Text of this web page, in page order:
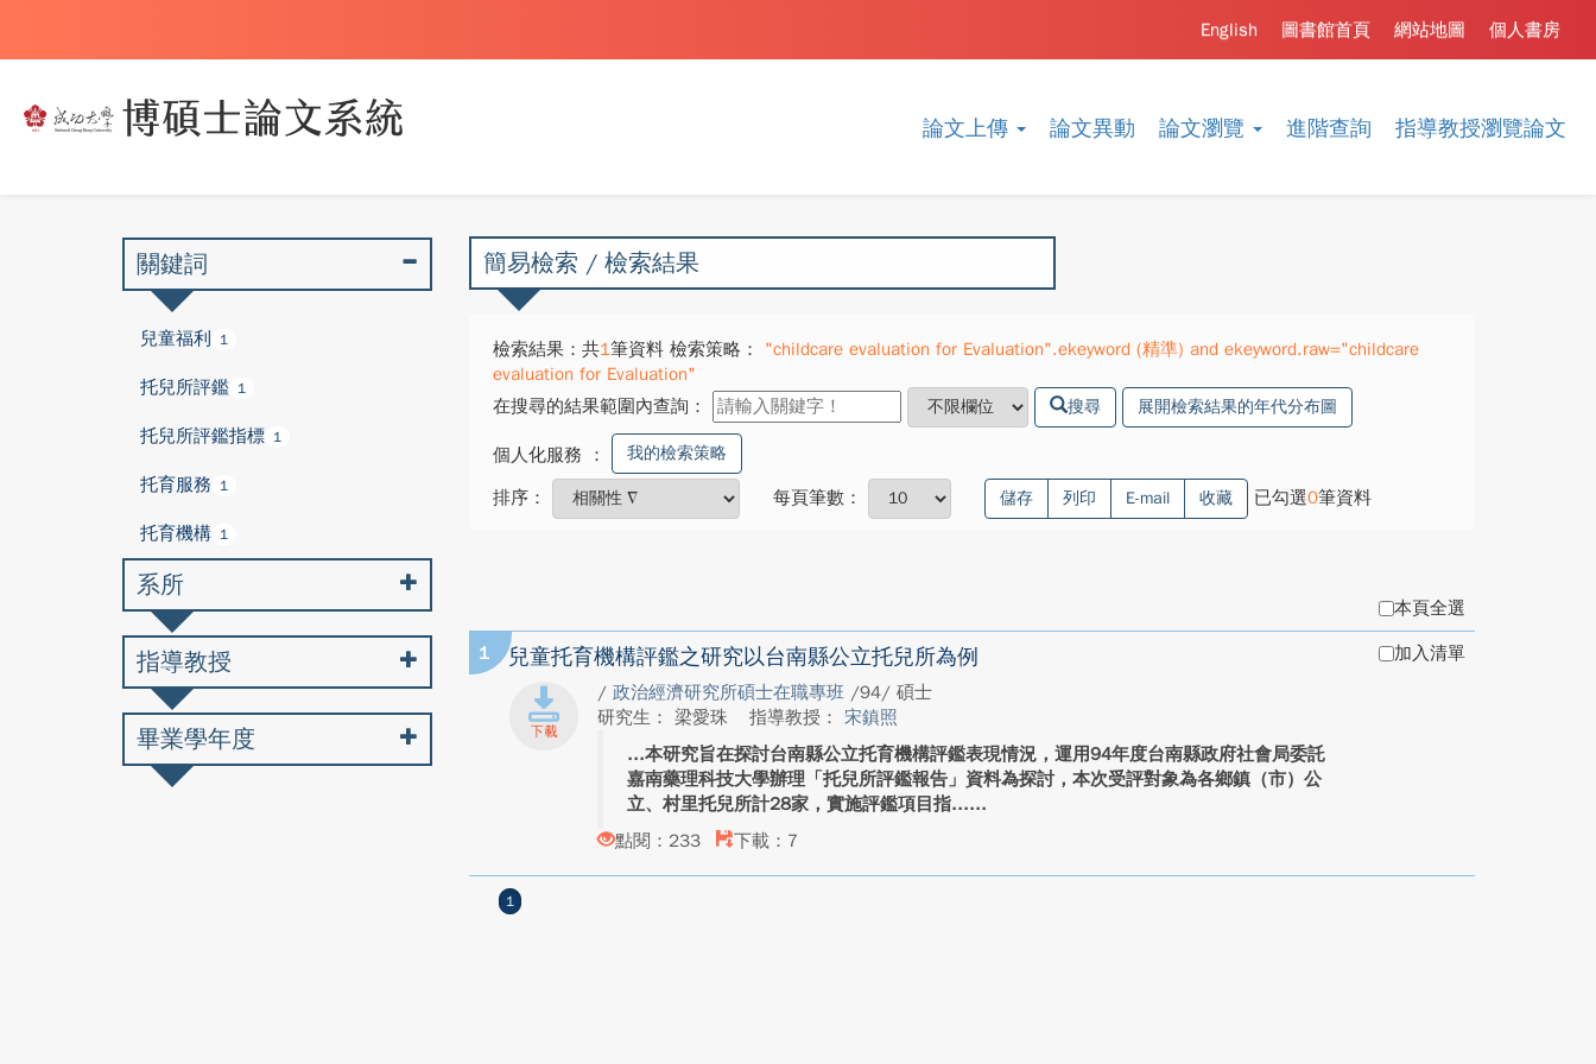
論文上傳 論文異動 論文瀏覽 進階查詢 指導教授瀏覽論文
個人書房
網站地圖
圖書館首頁
English
簡易檢索 / 檢索結果
檢索結果：共1筆資料 檢索策略：
"childcare evaluation for Evaluation".ekeyword (精準) and ekeyword.raw="childcare
evaluation for Evaluation"
在搜尋的結果範圍內查詢：
搜尋 展開檢索結果的年代分布圖
個人化服務 ： 我的檢索策略
排序： 每頁筆數： 儲存 列印 E-mail 收藏 已勾選0筆資料
本頁全選
1 兒童托育機構評鑑之研究以台南縣公立托兒所為例
/ 政治經濟研究所碩士在職專班 /94/ 碩士
研究生： 梁愛珠
指導教授： 宋鎮照
本研究旨在探討台南縣公立托育機構評鑑表現情況，運用94年度台南縣政府社會局委託
嘉南藥理科技大學辦理「托兒所評鑑報告」資料為探討，本次受評對象為各鄉鎮（市）公
立、村里托兒所計28家，實施評鑑項目指...
點閱：233
下載：7
加入清單
1
關鍵詞
兒童福利 1
托兒所評鑑 1
托兒所評鑑指標 1
托育服務 1
托育機構 1
系所
指導教授
畢業學年度